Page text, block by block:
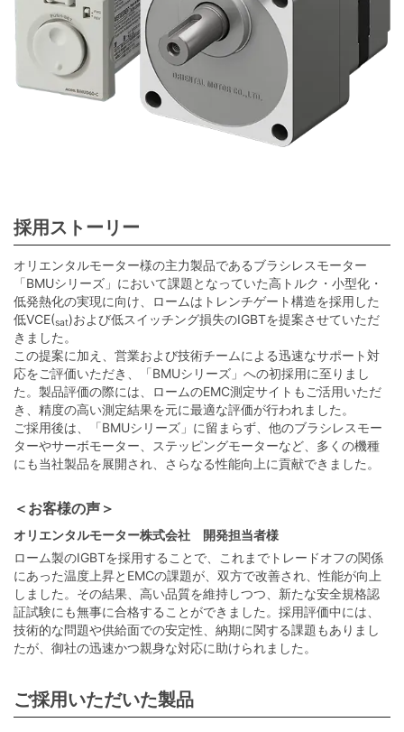
採用ストーリー
オリエンタルモーター様の主力製品であるブラシレスモーター
「BMUシリーズ」において課題となっていた高トルク・小型化・
低発熱化の実現に向け、ロームはトレンチゲート構造を採用した
低VCE(sat)および低スイッチング損失のIGBTを提案させていただ
きました。
この提案に加え、営業および技術チームによる迅速なサポート対
応をご評価いただき、「BMUシリーズ」への初採用に至りまし
た。製品評価の際には、ロームのEMC測定サイトもご活用いただ
き、精度の高い測定結果を元に最適な評価が行われました。
ご採用後は、「BMUシリーズ」に留まらず、他のブラシレスモー
ターやサーボモーター、ステッピングモーターなど、多くの機種
にも当社製品を展開され、さらなる性能向上に貢献できました。
＜お客様の声＞
オリエンタルモーター株式会社 開発担当者様
ローム製のIGBTを採用することで、これまでトレードオフの関係
にあった温度上昇とEMCの課題が、双方で改善され、性能が向上
しました。その結果、高い品質を維持しつつ、新たな安全規格認
証試験にも無事に合格することができました。採用評価中には、
技術的な問題や供給面での安定性、納期に関する課題もありまし
たが、御社の迅速かつ親身な対応に助けられました。
ご採用いただいた製品